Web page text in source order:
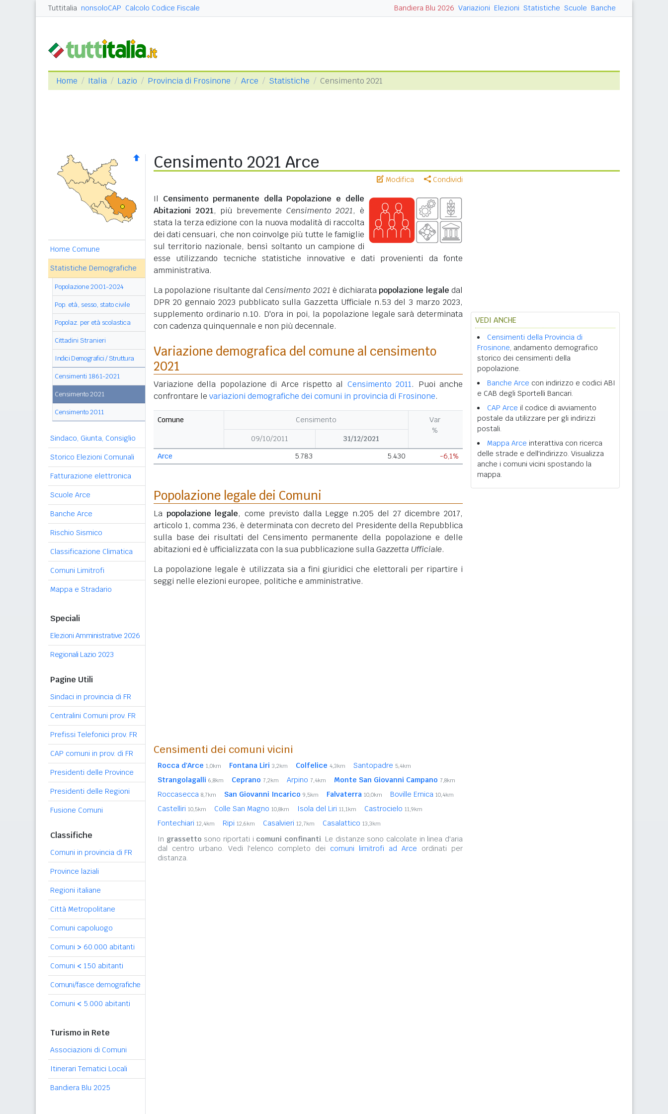
Tuttitalia nonsoloCAP Calcolo Codice Fiscale Bandiera Blu 2026 Variazioni Elezioni Statistiche Scuole Banche
Home Italia Lazio Provincia di Frosinone Arce Statistiche Censimento 2021
Home Comune
Statistiche Demografiche
Popolazione 2001-2024
Pop. età, sesso, stato civile
Popolaz. per età scolastica
Cittadini Stranieri
Indici Demografici / Struttura
Censimenti 1861-2021
Censimento 2021
Censimento 2011
Sindaco, Giunta, Consiglio
Storico Elezioni Comunali
Fatturazione elettronica
Scuole Arce
Banche Arce
Rischio Sismico
Classificazione Climatica
Comuni Limitrofi
Mappa e Stradario
Speciali
Elezioni Amministrative 2026
Regionali Lazio 2023
Pagine Utili
Sindaci in provincia di FR
Centralini Comuni prov. FR
Prefissi Telefonici prov. FR
CAP comuni in prov. di FR
Presidenti delle Province
Presidenti delle Regioni
Fusione Comuni
Classifiche
Comuni in provincia di FR
Province laziali
Regioni italiane
Città Metropolitane
Comuni capoluogo
Comuni > 60.000 abitanti
Comuni < 150 abitanti
Comuni/fasce demografiche
Comuni < 5.000 abitanti
Turismo in Rete
Associazioni di Comuni
Itinerari Tematici Locali
Bandiera Blu 2025
Censimento 2021 Arce
Modifica Condividi
Il Censimento permanente della Popolazione e delle
Abitazioni 2021, più brevemente Censimento 2021, è
stata la terza edizione con la nuova modalità di raccolta
dei dati censuari, che non coinvolge più tutte le famiglie
sul territorio nazionale, bensì soltanto un campione di
esse utilizzando tecniche statistiche innovative e dati provenienti da fonte
amministrativa.
La popolazione risultante dalCensimento 2021 è dichiaratapopolazione legale dal
DPR 20 gennaio 2023 pubblicato sulla Gazzetta Ufficiale n.53 del 3 marzo 2023,
supplemento ordinario n.10. D'ora in poi, la popolazione legale sarà determinata
con cadenza quinquennale e non più decennale.
Variazione demografica del comune al censimento
2021
Variazione della popolazione di Arce rispetto al Censimento 2011. Puoi anche
confrontare le variazioni demografiche dei comuni in provincia di Frosinone.
Comune Censimento
Var
%
09/10/2011
31/12/2021
Arce
5.783 5.430 -6,1%
Popolazione legale dei Comuni
La popolazione legale, come previsto dalla Legge n.205 del 27 dicembre 2017,
articolo 1, comma 236, è determinata con decreto del Presidente della Repubblica
sulla base dei risultati del Censimento permanente della popolazione e delle
abitazioni ed è ufficializzata con la sua pubblicazione sullaGazzetta Ufficiale.
La popolazione legale è utilizzata sia a fini giuridici che elettorali per ripartire i
seggi nelle elezioni europee, politiche e amministrative.
Censimenti dei comuni vicini
Rocca d'Arce 1,0km Fontana Liri 3,2km Colfelice 4,3km Santopadre 5,4km
Strangolagalli 6,8km Ceprano 7,2km Arpino 7,4km Monte San Giovanni Campano 7,8km
Roccasecca 8,7km San Giovanni Incarico 9,5km Falvaterra 10,0km Boville Ernica 10,4km
Castelliri 10,5km Colle San Magno 10,8km Isola del Liri 11,1km Castrocielo 11,9km
Fontechiari 12,4km Ripi 12,6km Casalvieri 12,7km Casalattico 13,3km
In grassetto sono riportati i comuni confinanti. Le distanze sono calcolate in linea d'aria
dal centro urbano. Vedi l'elenco completo dei comuni limitrofi ad Arce ordinati per
distanza.
VEDI ANCHE
Censimenti della Provincia di
Frosinone, andamento demografico
storico dei censimenti della
popolazione.
Banche Arce con indirizzo e codici ABI
e CAB degli Sportelli Bancari.
CAP Arce il codice di avviamento
postale da utilizzare per gli indirizzi
postali.
Mappa Arce interattiva con ricerca
delle strade e dell'indirizzo. Visualizza
anche i comuni vicini spostando la
mappa.